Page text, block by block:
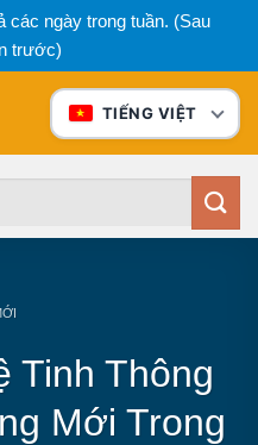
các ngày trong tuần. (Sau
trước)
TIẾNG VIỆT
Tinh Thông
Mới Trong